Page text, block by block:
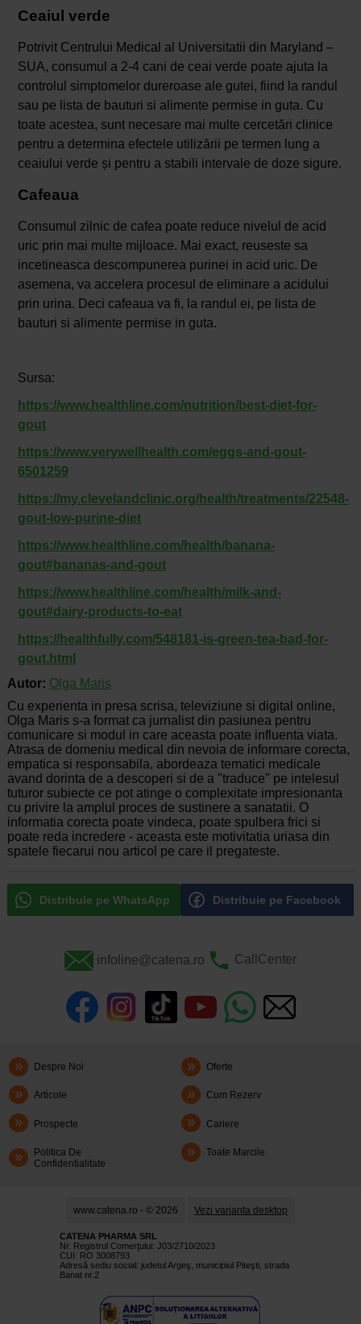
Ceaiul verde
Potrivit Centrului Medical al Universitatii din Maryland –
SUA, consumul a 2-4 cani de ceai verde poate ajuta la
controlul simptomelor dureroase ale gutei, fiind la randul
sau pe lista de bauturi si alimente permise in guta. Cu
toate acestea, sunt necesare mai multe cercetări clinice
pentru a determina efectele utilizării pe termen lung a
ceaiului verde și pentru a stabili intervale de doze sigure.
Cafeaua
Consumul zilnic de cafea poate reduce nivelul de acid
uric prin mai multe mijloace. Mai exact, reuseste sa
incetineasca descompunerea purinei in acid uric. De
asemena, va accelera procesul de eliminare a acidului
prin urina. Deci cafeaua va fi, la randul ei, pe lista de
bauturi si alimente permise in guta.
Sursa:
https://www.healthline.com/nutrition/best-diet-for-
gout
https://www.verywellhealth.com/eggs-and-gout-
6501259
https://my.clevelandclinic.org/health/treatments/22548-
gout-low-purine-diet
https://www.healthline.com/health/banana-
gout#bananas-and-gout
https://www.healthline.com/health/milk-and-
gout#dairy-products-to-eat
https://healthfully.com/548181-is-green-tea-bad-for-
gout.html
Autor: Olga Maris
Cu experienta in presa scrisa, televiziune si digital online,
Olga Maris s-a format ca jurnalist din pasiunea pentru
comunicare si modul in care aceasta poate influenta viata.
Atrasa de domeniu medical din nevoia de informare corecta,
empatica si responsabila, abordeaza tematici medicale
avand dorinta de a descoperi si de a "traduce" pe intelesul
tuturor subiecte ce pot atinge o complexitate impresionanta
cu privire la amplul proces de sustinere a sanatatii. O
informatia corecta poate vindeca, poate spulbera frici si
poate reda incredere - aceasta este motivitatia uriasa din
spatele fiecarui nou articol pe care il pregateste.
Distribuie pe WhatsApp Distribuie pe Facebook
infoline@catena.ro CallCenter
Despre Noi Oferte
Articole Cum Rezerv
Prospecte Cariere
Politica De
Confidentialitate
Toate Marcile
www.catena.ro - © 2026 Vezi varianta desktop
CATENA PHARMA SRL
Nr. Registrul Comerţului: J03/2710/2023
CUI: RO 3008793
Adresă sediu social: judetul Argeş, municipiul Piteşti, strada
Banat nr.2